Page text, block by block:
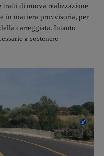
di nuova realizzazione
in maniera provvisoria, per
carreggiata. Intanto
a sostenere